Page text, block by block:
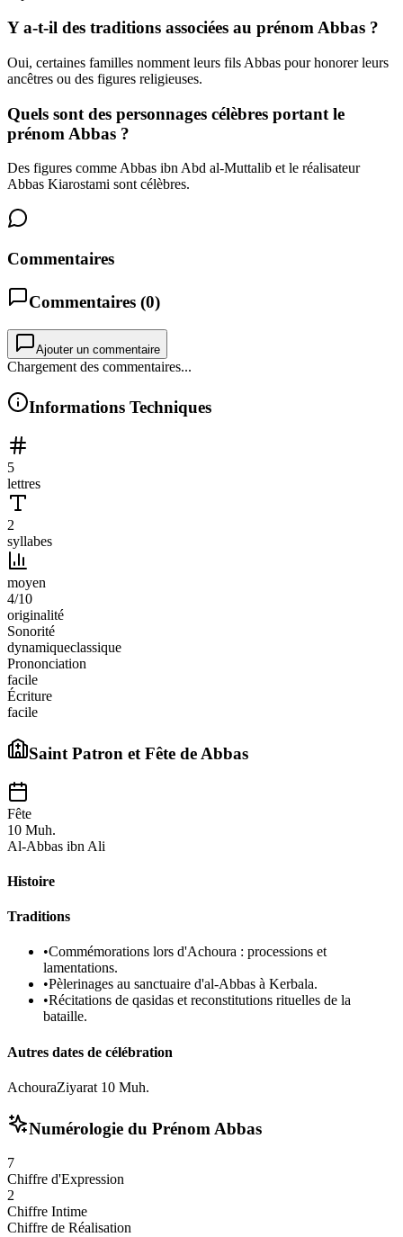
Y a-t-il des traditions associées au prénom Abbas ?
Oui, certaines familles nomment leurs fils Abbas pour honorer leurs
ancêtres ou des figures religieuses.
Quels sont des personnages célèbres portant le
prénom Abbas ?
Des figures comme Abbas ibn Abd al-Muttalib et le réalisateur
Abbas Kiarostami sont célèbres.
Commentaires
Commentaires (0)
Ajouter un commentaire
Chargement des commentaires...
Informations Techniques
5
lettres
2
syllabes
moyen
4/10
originalité
Sonorité
dynamiqueclassique
Prononciation
facile
Écriture
facile
Saint Patron et Fête de Abbas
Fête
10 Muh.
Al-Abbas ibn Ali
Histoire
Traditions
•Commémorations lors d'Achoura : processions et
lamentations.
•Pèlerinages au sanctuaire d'al-Abbas à Kerbala.
•Récitations de qasidas et reconstitutions rituelles de la
bataille.
Autres dates de célébration
AchouraZiyarat 10 Muh.
Numérologie du Prénom Abbas
7
Chiffre d'Expression
2
Chiffre Intime
Chiffre de Réalisation